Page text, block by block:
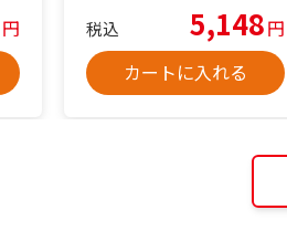
円
税込 5,148円
カートに入れる